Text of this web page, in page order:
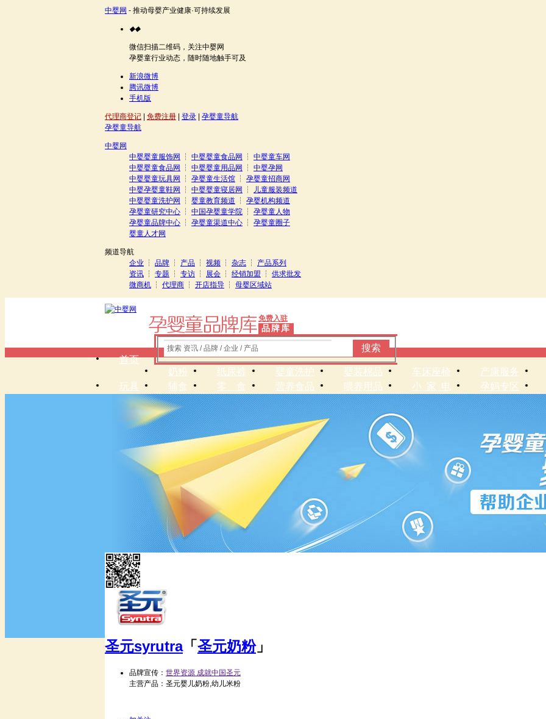
中婴网 - 推动母婴产业健康·可持续发展
◆◆
微信扫描二维码，关注中婴网
孕婴童行业动态，随时随地触手可及
新浪微博
腾讯微博
手机版
代理商登记 免费注册 登录
孕婴童导航
孕婴童导航
中婴网
中婴婴童服饰网
┆ 中婴婴童食品网 ┆ 中婴童车网
中婴婴童食品网
┆ 中婴婴童用品网 ┆ 中婴孕网
中婴婴童玩具网
┆ 孕婴童生活馆 ┆ 孕婴童招商网
中婴孕婴童鞋网
┆ 中婴婴童寝居网 ┆
儿童服装频道
中婴婴童洗护网
┆ 婴童教育频道 ┆ 孕婴机构频道
孕婴童研究中心 ┆ 中国孕婴童学院 ┆ 孕婴童人物
孕婴童品牌中心 ┆ 孕婴童渠道中心 ┆ 孕婴童圈子
婴童人才网
频道导航
企业 ┆ 品牌 ┆ 产品 ┆ 视频 ┆ 杂志 ┆ 产品系列
资讯 ┆ 专题 ┆ 专访 ┆ 展会 ┆ 经销加盟 ┆ 供求批发
微商机 ┆ 代理商 ┆ 开店指导 ┆ 母婴区域站
免费入驻
品牌库
搜索 资讯 / 品牌 / 企业 / 产品
搜索
首页
奶粉
纸尿裤 婴童洗护 婴装棉品 车床座椅
产康服务
玩具
辅食 零 食 营养食品 喂养用品 小家 电 孕妈专区
圣元syrutra「圣元奶粉」
品牌宣传： 世界资源 成就中国圣元
主营产品：圣元婴儿奶粉,幼儿米粉